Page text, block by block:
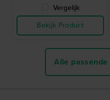
Vergelijk
Bekijk Product
Alle